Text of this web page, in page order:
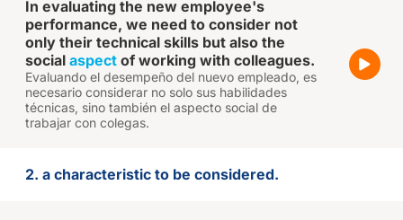
In evaluating the new employee's
performance, we need to consider not
only their technical skills but also the
social aspect of working with colleagues.
Evaluando el desempeño del nuevo empleado, es
necesario considerar no solo sus habilidades
técnicas, sino también el aspecto social de
trabajar con colegas.
2. a characteristic to be considered.